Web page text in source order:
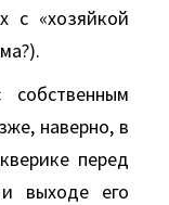
с «хозяйкой
наверно, в
перед
выходе его